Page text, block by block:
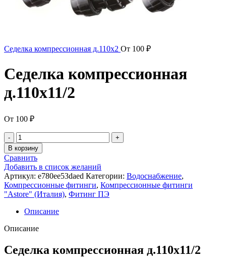
Седелка компрессионная д.110х2 От 100 ₽
Седелка компрессионная
д.110х11/2
От 100 ₽
В корзину
Сравнить
Добавить в список желаний
Артикул: e780ee53daed Категории: Водоснабжение,
Компрессионные фитинги, Компрессионные фитинги
"Astore" (Италия), Фитинг ПЭ
Описание
Описание
Седелка компрессионная д.110х11/2